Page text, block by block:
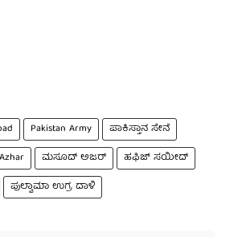
Pakistan Army
ಪಾಕಿಸ್ತಾನ ಸೇನೆ
ಮಸೂದ್ ಅಜರ್
ಹಫಿಜ್ ಸಯೀದ್
ಪುಲ್ವಾಮಾ ಉಗ್ರ ದಾಳಿ